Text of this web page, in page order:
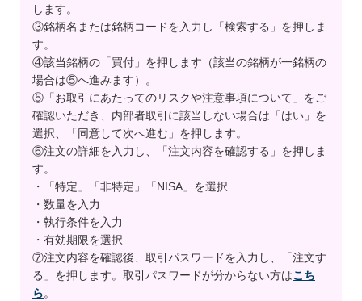
します。
③銘柄名または銘柄コードを入力し「検索する」を押しま
す。
④該当銘柄の「買付」を押します（該当の銘柄が一銘柄の
場合は⑤へ進みます）。
⑤「お取引にあたってのリスクや注意事項について」をご
確認いただき、内部者取引に該当しない場合は「はい」を
選択、「同意して次へ進む」を押します。
⑥注文の詳細を入力し、「注文内容を確認する」を押しま
す。
・「特定」「非特定」「NISA」を選択
・数量を入力
・執行条件を入力
・有効期限を選択
⑦注文内容を確認後、取引パスワードを入力し、「注文す
る」を押します。取引パスワードが分からない方はこち
ら。